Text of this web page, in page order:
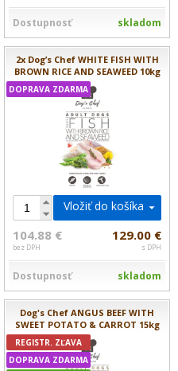
Dostupnosť skladom
2x Dog’s Chef WHITE FISH WITH
BROWN RICE AND SEAWEED 10kg
DOPRAVA ZDARMA
Vložiť do košíka
104.88 €
bez DPH
129.00 €
s DPH
Dostupnosť skladom
Dog's Chef ANGUS BEEF WITH
SWEET POTATO & CARROT 15kg
REGISTR. ZĽAVA
DOPRAVA ZDARMA